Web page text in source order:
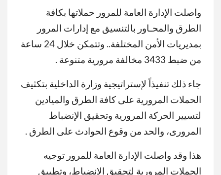
واصلت الإدارة العامة للمرور حملاتها بكافة
الطرق والمحـاور بالتنسيق مع إدارات المرور
بمديريات الأمن المختلفة.. وتتمكن خلال 24 ساعة
من ضبط 3433 مخالفة مرورية متنوعة .
جاء ذلك تنفيذاً لإستراتيجية وزارة الداخلية بتكثيف
الحملات المرورية على كافة الطرق والميادين
لتسيير الحركة المرورية وتحقيق الإنضباط
المرورى، والحد من وقوع الحوادث على الطرق .
هذا وقد واصلت الإدارة العامة للمرور توجيه
الحملات المرورية لتحقيق الإنضباط، وتطبيق